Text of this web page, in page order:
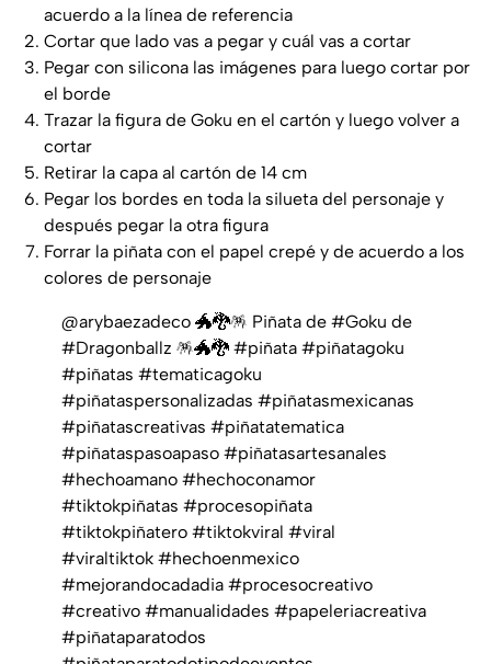
acuerdo a la línea de referencia
Cortar que lado vas a pegar y cuál vas a cortar
Pegar con silicona las imágenes para luego cortar por
el borde
Trazar la figura de Goku en el cartón y luego volver a
cortar
Retirar la capa al cartón de 14 cm
Pegar los bordes en toda la silueta del personaje y
después pegar la otra figura
Forrar la piñata con el papel crepé y de acuerdo a los
colores de personaje
@arybaezadeco 🐲🐉🪅 Piñata de #Goku de
#Dragonballz 🪅🐲🐉 #piñata #piñatagoku
#piñatas #tematicagoku
#piñataspersonalizadas #piñatasmexicanas
#piñatascreativas #piñatatematica
#piñataspasoapaso #piñatasartesanales
#hechoamano #hechoconamor
#tiktokpiñatas #procesopiñata
#tiktokpiñatero #tiktokviral #viral
#viraltiktok #hechoenmexico
#mejorandocadadia #procesocreativo
#creativo #manualidades #papeleriacreativa
#piñataparatodos